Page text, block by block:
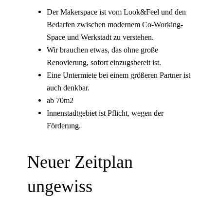
Der Makerspace ist vom Look&Feel und den
Bedarfen zwischen modernem Co-Working-
Space und Werkstadt zu verstehen.
Wir brauchen etwas, das ohne große
Renovierung, sofort einzugsbereit ist.
Eine Untermiete bei einem größeren Partner ist
auch denkbar.
ab 70m2
Innenstadtgebiet ist Pflicht, wegen der
Förderung.
Neuer Zeitplan
ungewiss